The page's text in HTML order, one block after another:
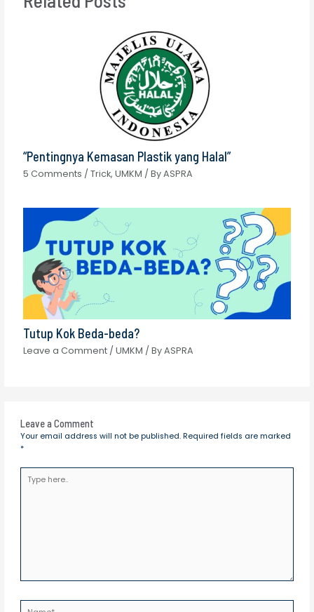
“Pentingnya Kemasan Plastik yang Halal”
5 Comments /Trick,UMKM / ByASPRA
Tutup Kok Beda-beda?
Leave a Comment /UMKM / ByASPRA
Leave a Comment
Your email address will not be published. Required fields are marked
*
here..